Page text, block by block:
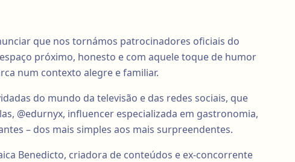
que nos tornámos patrocinadores oficiais do
próximo, honesto e com aquele toque de humor
num contexto alegre e familiar.
do mundo da televisão e das redes sociais, que
@edurnyx, influencer especializada em gastronomia,
– dos mais simples aos mais surpreendentes.
Benedicto, criadora de conteúdos e ex-concorrente